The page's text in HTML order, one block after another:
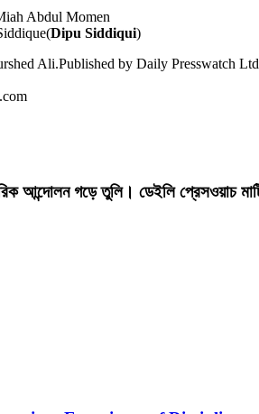
Abdul Momen
Dipu Siddiqui)
Ali.Published by Daily Presswatch
আন্দোলন গড়ে তুলি। ডেইলি প্রেসওয়াচ